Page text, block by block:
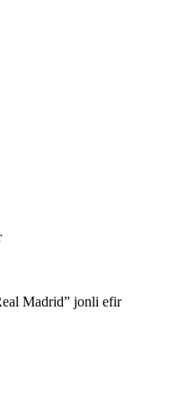
Madrid” jonli efir